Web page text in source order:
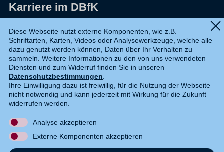
Karriere im DBfK
Datenschutz
Shop
Widerruf
Kontakt
DE EN
Diese Webseite nutzt externe Komponenten, wie z.B.
Schriftarten, Karten, Videos oder Analysewerkzeuge, welche alle
dazu genutzt werden können, Daten über Ihr Verhalten zu
sammeln. Weitere Informationen zu den von uns verwendeten
Diensten und zum Widerruf finden Sie in unseren
Datenschutzbestimmungen.
Ihre Einwilligung dazu ist freiwillig, für die Nutzung der Webseite
nicht notwendig und kann jederzeit mit Wirkung für die Zukunft
widerrufen werden.
Analyse akzeptieren
Externe Komponenten akzeptieren